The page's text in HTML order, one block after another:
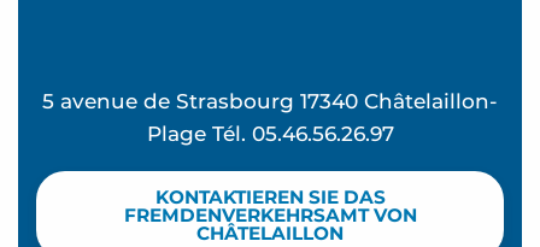
5 avenue de Strasbourg 17340 Châtelaillon-
Plage Tél. 05.46.56.26.97
KONTAKTIEREN SIE DAS
FREMDENVERKEHRSAMT VON
CHÂTELAILLON